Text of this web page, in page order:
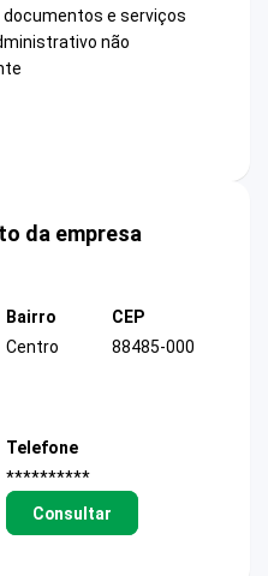
documentos e serviços
não
da empresa
Bairro
Centro
CEP
88485-000
Telefone
**********
Consultar